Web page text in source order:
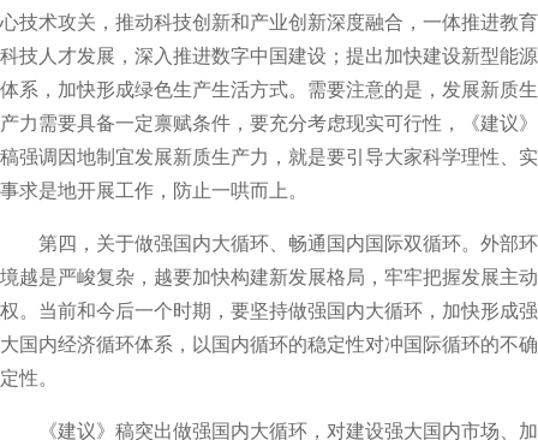
心技术攻关，推动科技创新和产业创新深度融合，一体推进教育
科技人才发展，深入推进数字中国建设；提出加快建设新型能源
体系，加快形成绿色生产生活方式。需要注意的是，发展新质生
产力需要具备一定禀赋条件，要充分考虑现实可行性，《建议》
稿强调因地制宜发展新质生产力，就是要引导大家科学理性、实
事求是地开展工作，防止一哄而上。
第四，关于做强国内大循环、畅通国内国际双循环。外部环
境越是严峻复杂，越要加快构建新发展格局，牢牢把握发展主动
权。当前和今后一个时期，要坚持做强国内大循环，加快形成强
大国内经济循环体系，以国内循环的稳定性对冲国际循环的不确
定性。
《建议》稿突出做强国内大循环，对建设强大国内市场、加